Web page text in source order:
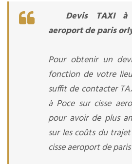
Devis TAXI
aeroport de paris
Pour obtenir un
fonction de votre
suffit de contacter
à Poce sur cisse
pour avoir de plus
sur les coûts du
cisse aeroport de